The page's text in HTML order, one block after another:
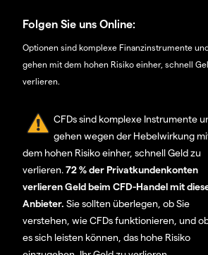
Folgen Sie uns Online:
Optionen sind komplexe Finanzinstrumente
gehen mit dem hohen Risiko einher, schnell
verlieren.
CFDs sind komplexe Instrumente
gehen wegen der Hebelwirkung
dem hohen Risiko einher, schnell Geld zu
verlieren.72 % der Privatkundenkonten
verlieren Geld beim CFD-Handel mit
Anbieter. Sie sollten überlegen, ob Sie
verstehen, wie CFDs funktionieren, und
es sich leisten können, das hohe Risiko